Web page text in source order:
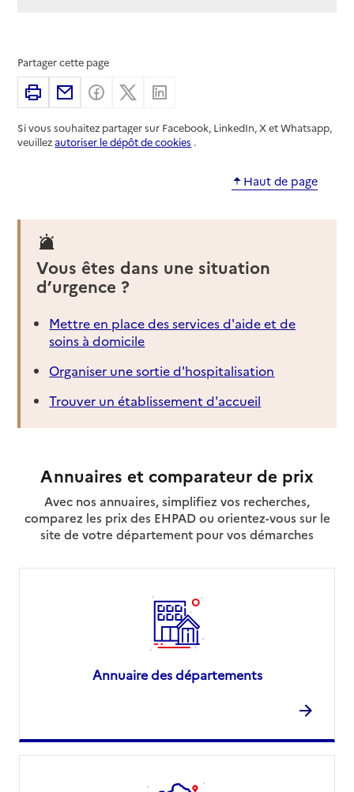
Partager cette page
ImprimerPartager par email
Partager sur Facebook
Partager sur X
Si vous souhaitez partager sur Facebook, LinkedIn, X et Whatsapp,
veuillezautoriser le dépôt de cookies .
Haut de page
Vous êtes dans une situation
d’urgence ?
Mettre en place des services d'aide et de
soins à domicile
Organiser une sortie d'hospitalisation
Trouver un établissement d'accueil
Annuaires et comparateur de prix
Avec nos annuaires, simplifiez vos recherches,
comparez les prix des EHPAD ou orientez-vous sur le
site de votre département pour vos démarches
Annuaire des départements